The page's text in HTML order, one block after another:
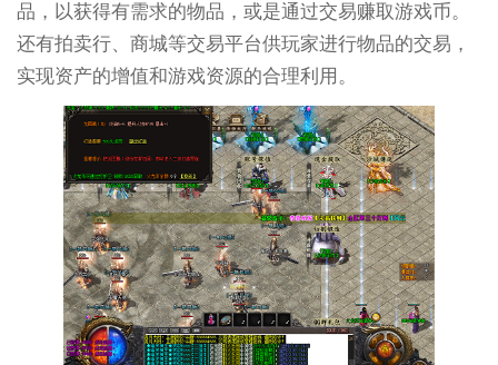
品，以获得有需求的物品，或是通过交易赚取游戏币。
还有拍卖行、商城等交易平台供玩家进行物品的交易，
实现资产的增值和游戏资源的合理利用。